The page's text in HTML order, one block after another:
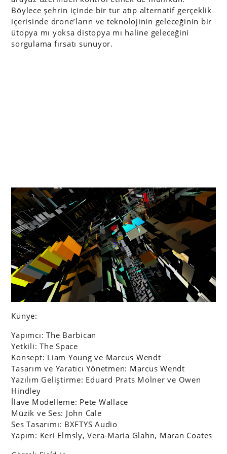
Böylece şehrin içinde bir tur atıp alternatif gerçeklik
içerisinde drone’ların ve teknolojinin geleceğinin bir
ütopya mı yoksa distopya mı haline geleceğini
sorgulama fırsatı sunuyor.
Künye:
Yapımcı: The Barbican
Yetkili: The Space
Konsept: Liam Young ve Marcus Wendt
Tasarım ve Yaratıcı Yönetmen: Marcus Wendt
Yazılım Geliştirme: Eduard Prats Molner ve Owen
Hindley
İlave Modelleme: Pete Wallace
Müzik ve Ses: John Cale
Ses Tasarımı: BXFTYS Audio
Yapım: Keri Elmsly, Vera-Maria Glahn, Maran Coates